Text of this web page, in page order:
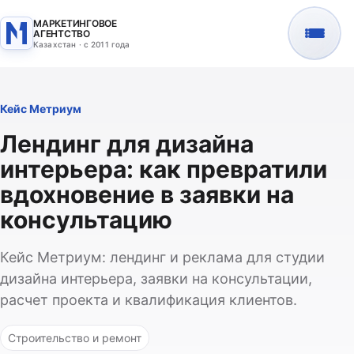
МАРКЕТИНГОВОЕ
АГЕНТСТВО
Казахстан · с 2011 года
Кейс Метриум
Лендинг для дизайна
интерьера: как превратили
вдохновение в заявки на
консультацию
Кейс Метриум: лендинг и реклама для студии
дизайна интерьера, заявки на консультации,
расчет проекта и квалификация клиентов.
Строительство и ремонт